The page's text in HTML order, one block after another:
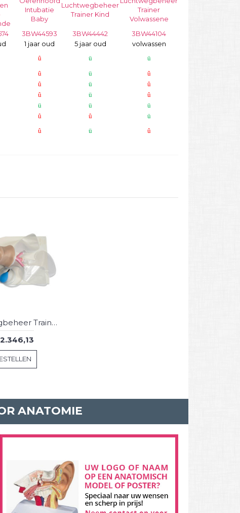
Intubatie
Baby
Luchtwegbeheer
Trainer Kind
Trainer
Volwassene
3BW44593 3BW44442
3BW44104
1 jaar oud 5 jaar oud
volwassen
û ü ü
û ü û
û ü û
û ü û
ü ü ü
û û ü
û ü û
Luchtwegbeheer Trainer Volwassene
ANATOMIE